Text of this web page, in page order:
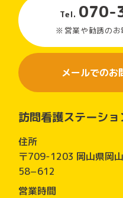
Tel. 070-
営業や勧誘のお
メールでのお
訪問看護ステーショ
住所
〒709-1203 岡山県岡
58−612
営業時間